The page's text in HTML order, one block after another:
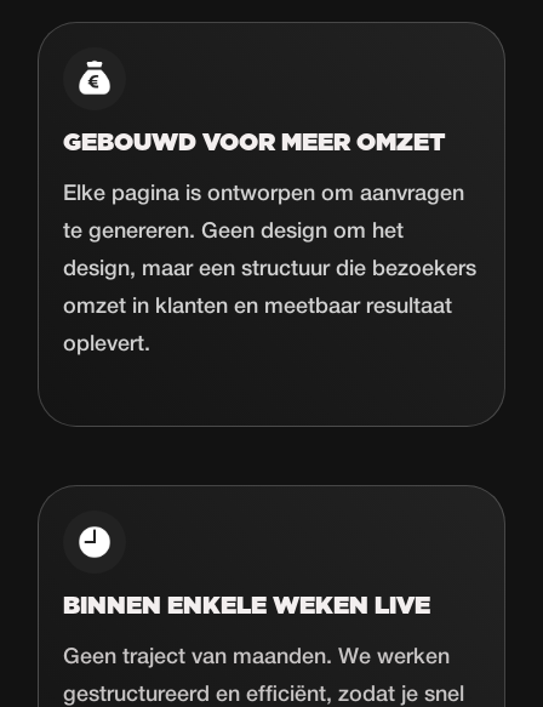
GEBOUWD VOOR MEER OMZET
Elke pagina is ontworpen om aanvragen
te genereren. Geen design om het
design, maar een structuur die bezoekers
omzet in klanten en meetbaar resultaat
oplevert.
BINNEN ENKELE WEKEN LIVE
Geen traject van maanden. We werken
gestructureerd en efficiënt, zodat je snel